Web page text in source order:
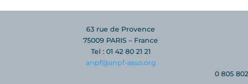
63 rue de Provence
75009 PARIS – France
Tel : 01 42 80 21 21
anpf@anpf-asso.org
0 805